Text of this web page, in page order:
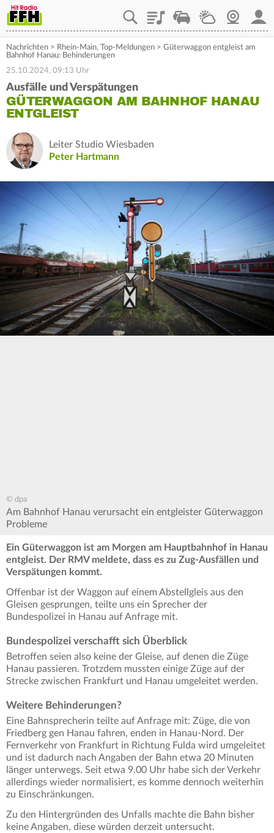
PlaylistStaupilotWetterWebcam
Nachrichten > Rhein-Main, Top-Meldungen > Güterwaggon entgleist am
Bahnhof Hanau: Behinderungen
25.10.2024, 09:13 Uhr
Ausfälle und Verspätungen
GÜTERWAGGON AM BAHNHOF HANAU
ENTGLEIST
Leiter Studio Wiesbaden
Peter Hartmann
© dpa
Am Bahnhof Hanau verursacht ein entgleister Güterwaggon
Probleme
Ein Güterwaggon ist am Morgen am Hauptbahnhof in Hanau
entgleist. Der RMV meldete, dass es zu Zug-Ausfällen und
Verspätungen kommt.
Offenbar ist der Waggon auf einem Abstellgleis aus den
Gleisen gesprungen, teilte uns ein Sprecher der
Bundespolizei in Hanau auf Anfrage mit.
Bundespolizei verschafft sich Überblick
Betroffen seien also keine der Gleise, auf denen die Züge
Hanau passieren. Trotzdem mussten einige Züge auf der
Strecke zwischen Frankfurt und Hanau umgeleitet werden.
Weitere Behinderungen?
Eine Bahnsprecherin teilte auf Anfrage mit: Züge, die von
Friedberg gen Hanau fahren, enden in Hanau-Nord. Der
Fernverkehr von Frankfurt in Richtung Fulda wird umgeleitet
und ist dadurch nach Angaben der Bahn etwa 20 Minuten
länger unterwegs. Seit etwa 9.00 Uhr habe sich der Verkehr
allerdings wieder normalisiert, es komme dennoch weiterhin
zu Einschränkungen.
Zu den Hintergründen des Unfalls machte die Bahn bisher
keine Angaben, diese würden derzeit untersucht.